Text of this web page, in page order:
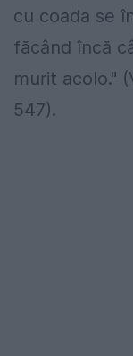
cu coada se
făcând încă
murit acolo."
547).